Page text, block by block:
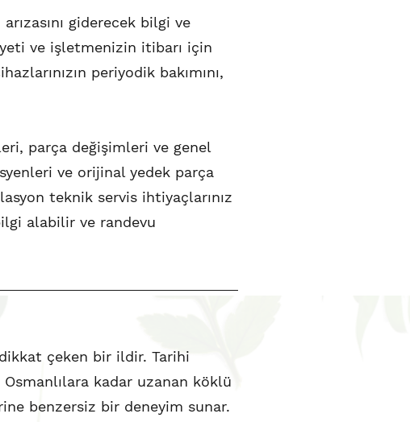
giderecek bilgi ve
ve işletmenizin itibarı için
periyodik bakımını,
parça değişimleri ve genel
ve orijinal yedek parça
teknik servis ihtiyaçlarınız
alabilir ve randevu
çeken bir ildir. Tarihi
kadar uzanan köklü
benzersiz bir deneyim sunar.